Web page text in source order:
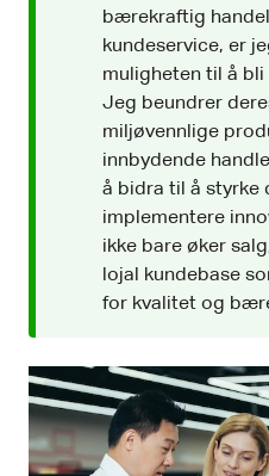
bærekraftig
kundeservice, er
muligheten til å bli
Jeg beundrer
miljøvennlige
innbydende
å bidra til å styrke
implementere
ikke bare øker
lojal kundebase
for kvalitet og